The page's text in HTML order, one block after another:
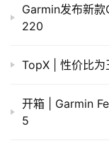
Garmin发布新
220
TopX | 性价比为
开箱 | Garmin
5